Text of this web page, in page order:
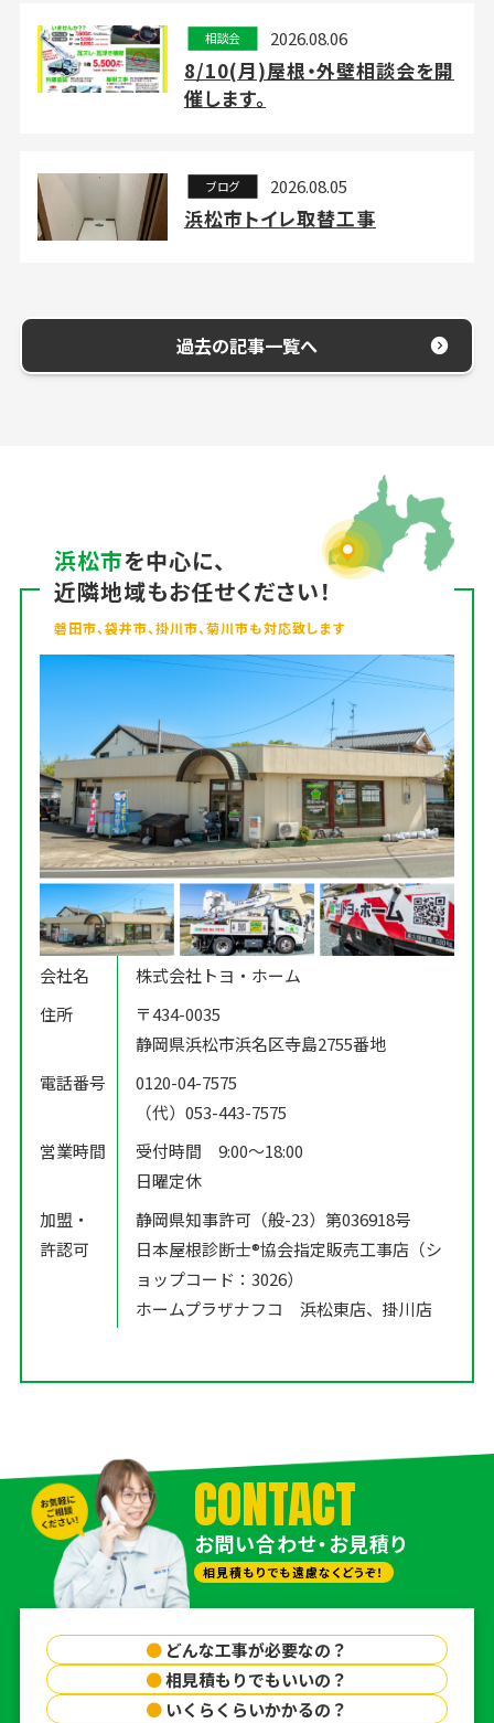
相談会 2026.08.06
8/10(月)屋根・外壁相談会を開
催します。
ブログ 2026.08.05
浜松市トイレ取替工事
過去の記事一覧へ
浜松市を中心に、
近隣地域もお任せください！
磐田市、袋井市、掛川市、菊川市も対応致します
会社名
株式会社トヨ・ホーム
住所
〒434-0035
静岡県浜松市浜名区寺島2755番地
電話番号
0120-04-7575
（代）053-443-7575
営業時間
受付時間 9:00〜18:00
日曜定休
加盟・
許認可
静岡県知事許可（般-23）第036918号
日本屋根診断士®️協会指定販売工事店（シ
ョップコード：3026）
ホームプラザナフコ 浜松東店、掛川店
CONTACT
お問い合わせ・お見積り
相見積もりでも遠慮なくどうぞ！
● どんな工事が必要なの？
●相見積もりでもいいの？
● いくらくらいかかるの？